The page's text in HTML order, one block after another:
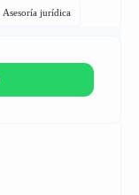
Asesoría jurídica